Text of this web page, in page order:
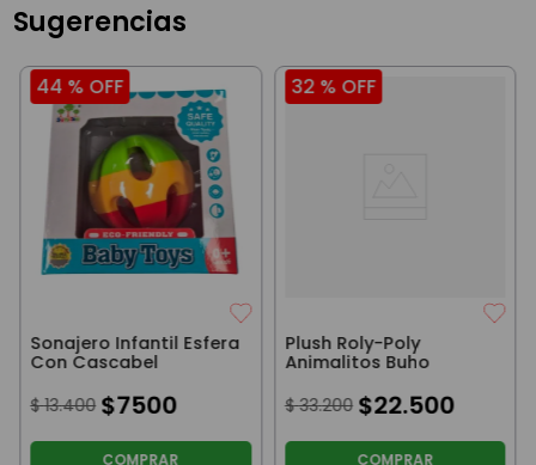
Sugerencias
44 % OFF
Sonajero Infantil Esfera
Con Cascabel
$ 13.400 $7500
COMPRAR
32 % OFF
Plush Roly-Poly
Animalitos Buho
$ 33.200 $22.500
COMPRAR